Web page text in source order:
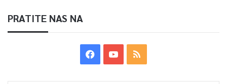
PRATITE NAS NA